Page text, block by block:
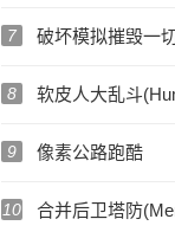
7 破坏模拟摧毁一
8
软皮人大乱斗
9 像素公路跑酷
10
合并后卫塔防